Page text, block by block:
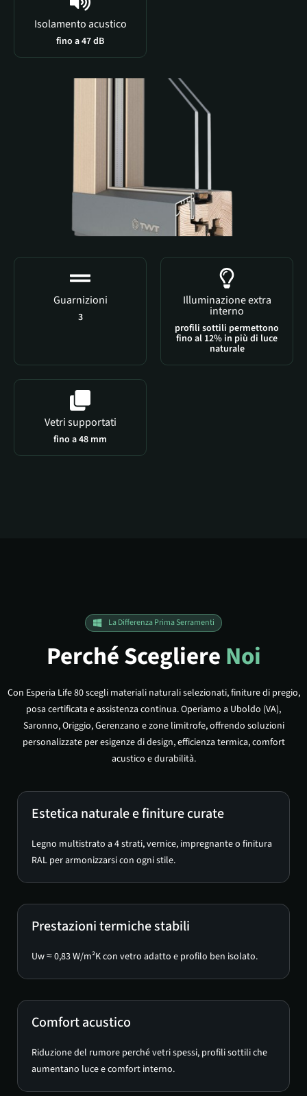
Isolamento acustico
fino a 47 dB
Guarnizioni
3
Illuminazione extra
interno
profili sottili permettono
fino al 12% in più di luce
naturale
Vetri supportati
fino a 48 mm
La Differenza Prima Serramenti
Perché Scegliere Noi
Con Esperia Life 80 scegli materiali naturali selezionati, finiture di pregio,
posa certificata e assistenza continua. Operiamo a Uboldo (VA),
Saronno, Origgio, Gerenzano e zone limitrofe, offrendo soluzioni
personalizzate per esigenze di design, efficienza termica, comfort
acustico e durabilità.
Estetica naturale e finiture curate
Legno multistrato a 4 strati, vernice, impregnante o finitura
RAL per armonizzarsi con ogni stile.
Prestazioni termiche stabili
Uw ≈ 0,83 W/m²K con vetro adatto e profilo ben isolato.
Comfort acustico
Riduzione del rumore perché vetri spessi, profili sottili che
aumentano luce e comfort interno.